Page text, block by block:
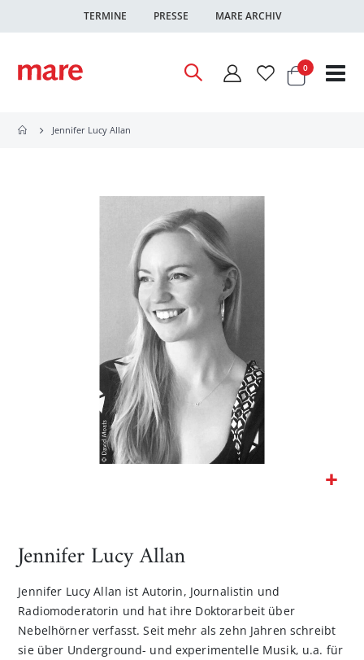
TERMINE PRESSE MARE ARCHIV
Warenkorb
0Artikel
Jennifer Lucy Allan
Bildgalerie
Jennifer Lucy Allan
Jennifer Lucy Allan ist Autorin, Journalistin und
Radiomoderatorin und hat ihre Doktorarbeit über
Nebelhörner verfasst. Seit mehr als zehn Jahren schreibt
sie über Underground- und experimentelle Musik, u.a. für